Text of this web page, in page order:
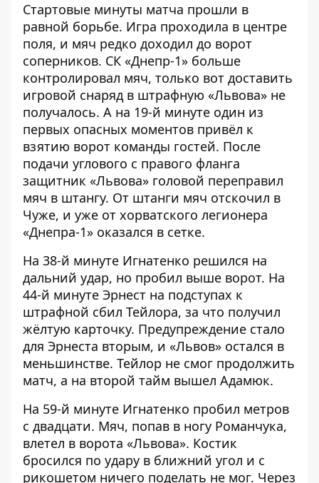
Стартовые минуты матча прошли в
равной борьбе. Игра проходила в центре
поля, и мяч редко доходил до ворот
соперников. СК «Днепр-1» больше
контролировал мяч, только вот доставить
игровой снаряд в штрафную «Львова» не
получалось. А на 19-й минуте один из
первых опасных моментов привёл к
взятию ворот команды гостей. После
подачи углового с правого фланга
защитник «Львова» головой переправил
мяч в штангу. От штанги мяч отскочил в
Чуже, и уже от хорватского легионера
«Днепра-1» оказался в сетке.
На 38-й минуте Игнатенко решился на
дальний удар, но пробил выше ворот. На
44-й минуте Эрнест на подступах к
штрафной сбил Тейлора, за что получил
жёлтую карточку. Предупреждение стало
для Эрнеста вторым, и «Львов» остался в
меньшинстве. Тейлор не смог продолжить
матч, а на второй тайм вышел Адамюк.
На 59-й минуте Игнатенко пробил метров
с двадцати. Мяч, попав в ногу Романчука,
влетел в ворота «Львова». Костик
бросился по удару в ближний угол и с
рикошетом ничего поделать не мог. Через